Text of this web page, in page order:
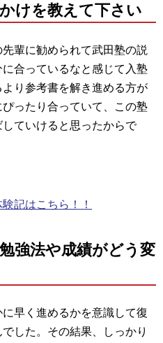
けを教えて下さい
輩に勧められて武田塾の説
合っているなと感じて入塾
り参考書を解き進める方が
ったり合っていて、この塾
ていけると思ったからで
記はこちら！！
強法や成績がどう変
早く進めるかを意識して復
した。その結果、しっかり